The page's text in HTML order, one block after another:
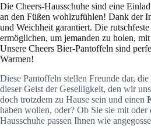
Die Cheers-Hausschuhe sind eine
an den Füßen wohlzufühlen! Dank der
und Weichheit garantiert. Die
ermöglichen, um jemanden zu holen,
Unsere Cheers Bier-Pantoffeln sind
Warmen!
Diese Pantoffeln stellen Freunde dar,
dieser Geist der Geselligkeit, den wir
doch trotzdem zu Hause sein und einen
haben wollen, oder? Ob Sie sie mit oder
Hausschuhe passen Ihnen wie